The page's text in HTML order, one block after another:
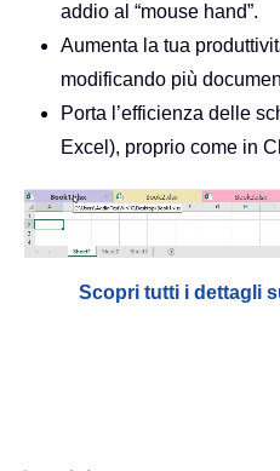
addio al “mouse hand”.
Aumenta la tua
modificando più
Porta l’efficienza delle
Excel), proprio come in
Scopri tutti i dettagli